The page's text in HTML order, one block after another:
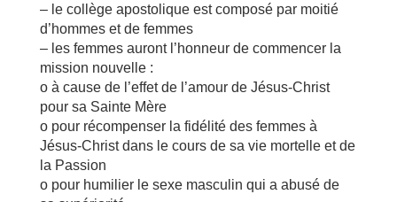
– le collège apostolique est composé par moitié
d’hommes et de femmes
– les femmes auront l’honneur de commencer la
mission nouvelle :
o à cause de l’effet de l’amour de Jésus-Christ
pour sa Sainte Mère
o pour récompenser la fidélité des femmes à
Jésus-Christ dans le cours de sa vie mortelle et de
la Passion
o pour humilier le sexe masculin qui a abusé de